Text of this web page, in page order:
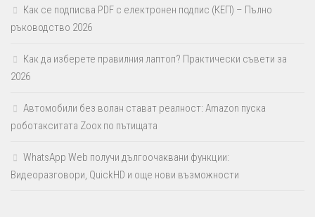
Как се подписва PDF с електронен подпис (КЕП) – Пълно
ръководство 2026
Как да изберете правилния лаптоп? Практически съвети за
2026
Автомобили без волан стават реалност: Amazon пуска
роботакситата Zoox по пътищата
WhatsApp Web получи дългоочаквани функции:
Видеоразговори, QuickHD и още нови възможности